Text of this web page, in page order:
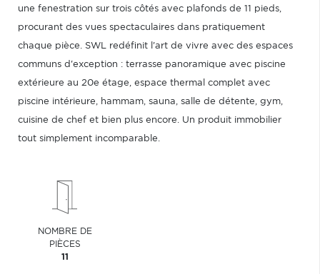
une fenestration sur trois côtés avec plafonds de 11 pieds,
procurant des vues spectaculaires dans pratiquement
chaque pièce. SWL redéfinit l'art de vivre avec des espaces
communs d'exception : terrasse panoramique avec piscine
extérieure au 20e étage, espace thermal complet avec
piscine intérieure, hammam, sauna, salle de détente, gym,
cuisine de chef et bien plus encore. Un produit immobilier
tout simplement incomparable.
NOMBRE DE
PIÈCES
11